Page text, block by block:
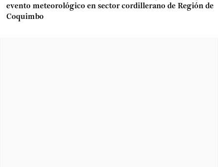
evento meteorológico en sector cordillerano de Región de
Coquimbo